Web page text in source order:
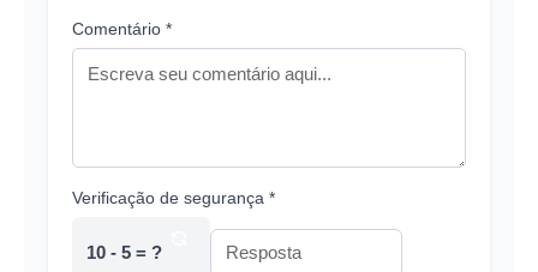
Comentário *
Verificação de segurança *
10 - 5 = ?